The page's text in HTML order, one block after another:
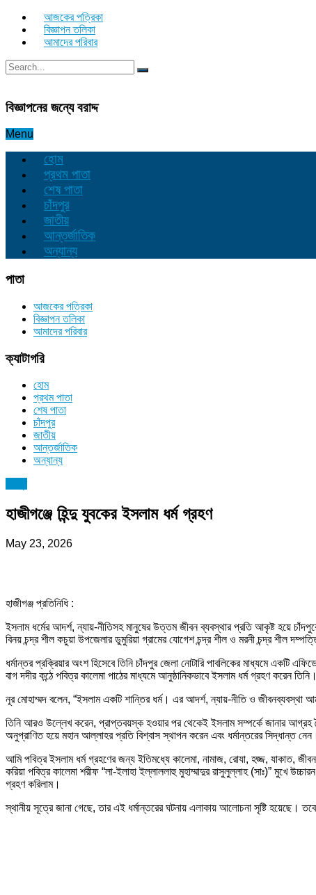
আজকের পত্রিকা
বিজ্ঞাপন তলিকা
আমাদের পরিবার
বিজ্ঞাপনের জন্যে বরাদ্দ
Menu
হোম
প্রথম পাতা
শেষ পাতা
চাঁদপুর
জাতীয়
আন্তর্জাতিক
অন্যান্য
পাতা
আজকের পত্রিকা
বিজ্ঞাপন তলিকা
আমাদের পরিবার
ক্যাটাগরি
হোম
প্রথম পাতা
শেষ পাতা
চাঁদপুর
জাতীয়
আন্তর্জাতিক
অন্যান্য
হাজীগঞ্জে হিন্দু যুবকের ইসলাম ধর্ম গ্রহণ
May 23, 2026
হাজীগঞ্জ প্রতিনিধি :
ইসলাম ধর্মের আদর্শ, ন্যায়-নীতিসহ মানুষের উত্তম জীবন ব্যবস্থার প্রতি আকৃষ্ট হয়ে
বিনয় চন্দ্র শীল কচুয়া উপজেলার ডুমুরিয়া গ্রামের যোগেশ চন্দ্র শীল ও মরনী চন্দ্র শীল
ধর্মান্তর প্রক্রিয়ার অংশ হিসেবে তিনি চাঁদপুর জেলা নোটারি পাবলিকের মাধ্যমে একটি
বাগ দদীর কন্ঠে পবিত্র কালেমা পাঠের মাধ্যমে আনুষ্ঠানিকভাবে ইসলাম ধর্ম গ্রহণ করেন তিনি।
নূর মোহাম্মদ বলেন, “ইসলাম একটি শান্তির ধর্ম। এর আদর্শ, ন্যায়-নীতি ও
তিনি আরও উল্লেখ করেন, প্রাপ্তবয়স্ক হওয়ার পর থেকেই ইসলাম সম্পর্কে জানার আগ্রহ
অনুপ্রাণিত হয়ে মহান আল্লাহর প্রতি বিশ্বাস স্থাপন করেন এবং ধর্মান্তরের সিদ্ধান্ত নেন।
আমি পবিত্র ইসলাম ধর্ম গ্রহণের জন্য ইতিমধ্যে কালেমা, নামাজ, রোযা, হজ্জ, যাকাত, জীবন,
করিয়া পবিত্র কালেমা শরীফ “লা-ইলাহা ইল্লাললাহু মুহাম্মাদুর রাসুলুল্লাহ (সাঃ)” মুখে
গ্রহণ করিলাম।
স্থানীয় সূত্রে জানা গেছে, তার এই ধর্মান্তরের ঘটনায় এলাকায় আলোচনা সৃষ্টি হয়েছে।